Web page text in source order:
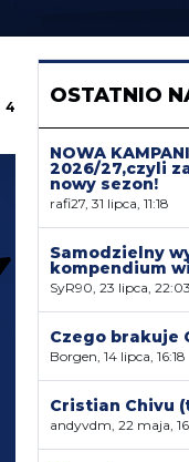
4 OSTATNIO
NOWA
2026/27,czyli
nowy sezon!
rafi27, 31 lipca, 11:18
Samodzielny
kompendium
SyR90, 23 lipca, 22:03
Czego brakuje
Borgen, 14 lipca, 16:18
Cristian Chivu
andyvdm, 22 maja,